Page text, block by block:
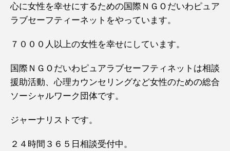
心に女性を幸せにするための国際ＮＧＯだいわピュア
ラブセーフティーネットをやっています。
７０００人以上の女性を幸せにしています。
国際ＮＧＯだいわピュアラブセーフティネットは相談
援助活動、心理カウンセリングなど女性のための総合
ソーシャルワーク団体です。
ジャーナリストです。
２４時間３６５日相談受付中。